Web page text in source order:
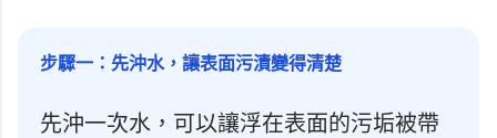
步驟一：先沖水，讓表面污漬變得清楚
先沖一次水，可以讓浮在表面的污垢被帶